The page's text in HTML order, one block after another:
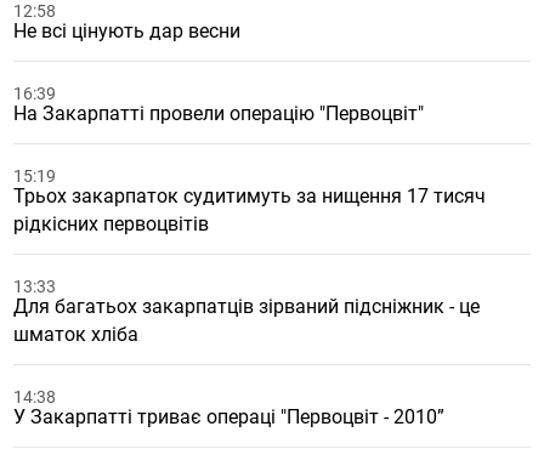
12:58
Не всі цінують дар весни
16:39
На Закарпатті провели операцію "Первоцвіт"
15:19
Трьох закарпаток судитимуть за нищення 17 тисяч
рідкісних первоцвітів
13:33
Для багатьох закарпатців зірваний підсніжник - це
шматок хліба
14:38
У Закарпатті триває операці "Первоцвіт - 2010”